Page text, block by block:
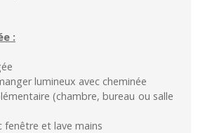
:
lumineux avec cheminée
(chambre, bureau ou salle
fenêtre et lave mains